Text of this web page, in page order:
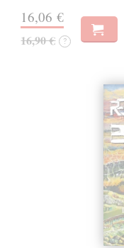
16,06 €
16,90 € ?